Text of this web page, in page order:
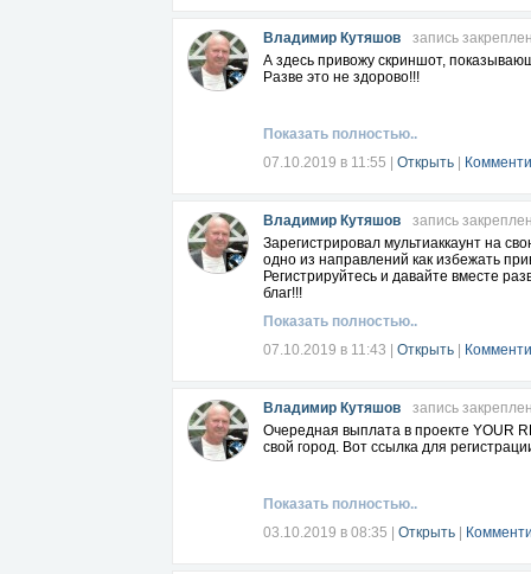
Владимир Кутяшов
запись
А здесь привожу скриншот,
Разве это не здорово!!!
Показать полностью..
07.10.2019 в 11:55
Открыть
Владимир Кутяшов
запись
Зарегистрировал мультиаккаунт на
одно из направлений как избежать
Регистрируйтесь и давайте вместе
благ!!!
Показать полностью..
07.10.2019 в 11:43
Открыть
Владимир Кутяшов
запись
Очередная выплата в проекте YOUR
свой город. Вот ссылка для
Показать полностью..
03.10.2019 в 08:35
Открыть